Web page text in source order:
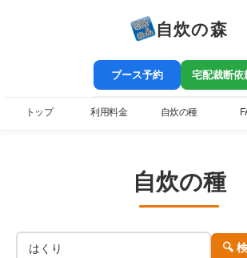
自炊の森
ブース予約 宅配裁断依
トップ 利用料金 自炊の種
自炊の種
🔍